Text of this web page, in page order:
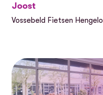
Joost
Vossebeld Fietsen Hengelo